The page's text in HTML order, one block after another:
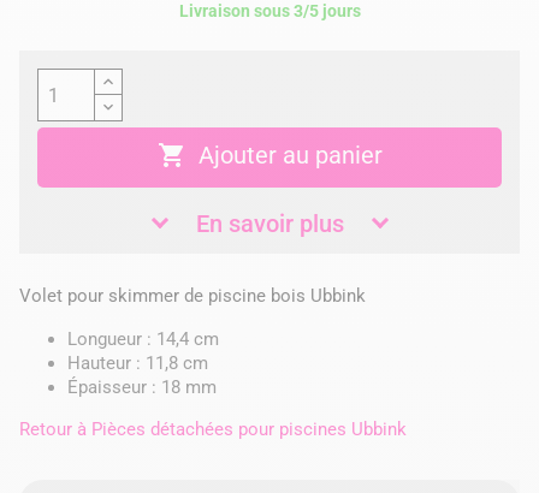
Livraison sous 3/5 jours
 Ajouter au panier
En savoir plus
Volet pour skimmer de piscine bois Ubbink
Longueur : 14,4 cm
Hauteur : 11,8 cm
Épaisseur : 18 mm
Retour à Pièces détachées pour piscines Ubbink